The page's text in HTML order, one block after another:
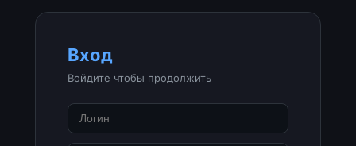
Вход
Войдите чтобы продолжить